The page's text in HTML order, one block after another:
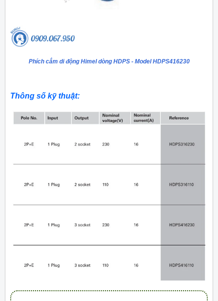
Phích cắm di động Himel dòng HDPS - Model HDPS416230
Thông số kỹ thuật: